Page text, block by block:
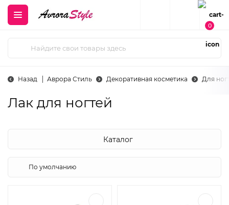
0
Назад Аврора Стиль Декоративная косметика Для
Лак для ногтей
Каталог